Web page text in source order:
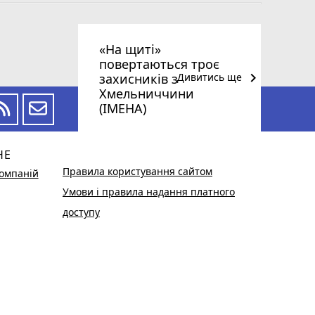
«На щиті»
повертаються троє
захисників з
Хмельниччини
(ІМЕНА)
Дивитись ще keyboard_arrow_right
Правила користування сайтом
Умови і правила надання платного
доступу